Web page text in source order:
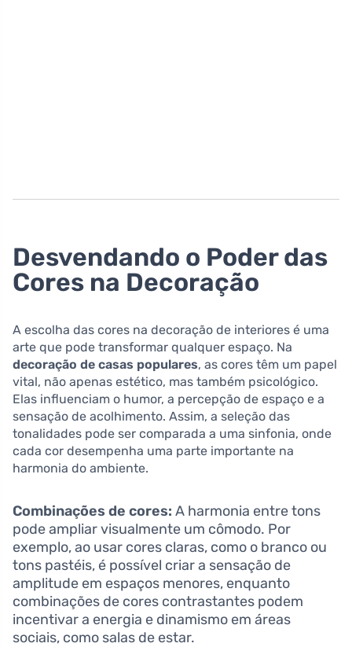
Desvendando o Poder das
Cores na Decoração
A escolha das cores na decoração de interiores é uma
arte que pode transformar qualquer espaço. Na
decoração de casas populares, as cores têm um papel
vital, não apenas estético, mas também psicológico.
Elas influenciam o humor, a percepção de espaço e a
sensação de acolhimento. Assim, a seleção das
tonalidades pode ser comparada a uma sinfonia, onde
cada cor desempenha uma parte importante na
harmonia do ambiente.
Combinações de cores: A harmonia entre tons
pode ampliar visualmente um cômodo. Por
exemplo, ao usar cores claras, como o branco ou
tons pastéis, é possível criar a sensação de
amplitude em espaços menores, enquanto
combinações de cores contrastantes podem
incentivar a energia e dinamismo em áreas
sociais, como salas de estar.